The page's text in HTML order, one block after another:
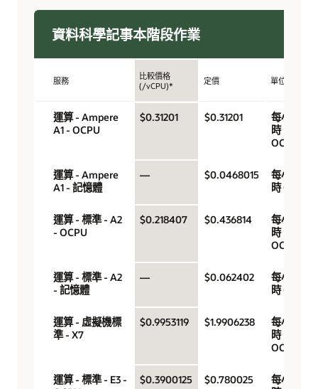
資料科學記事本階段作業
服務
比較價格
(/vCPU)*
定價 單位
運算 - Ampere
A1 - OCPU
$0.31201 $0.31201
每小
時
OCPU
運算 - Ampere
A1 - 記憶體
— $0.0468015
每小
時 GB
運算 - 標準 - A2
- OCPU
$0.218407 $0.436814
每小
時
OCPU
運算 - 標準 - A2
- 記憶體
— $0.062402
每小
時 GB
運算 - 虛擬機標
準 - X7
$0.9953119 $1.9906238
每小
時
OCPU
運算 - 標準 - E3 -
$0.3900125 $0.780025
每小